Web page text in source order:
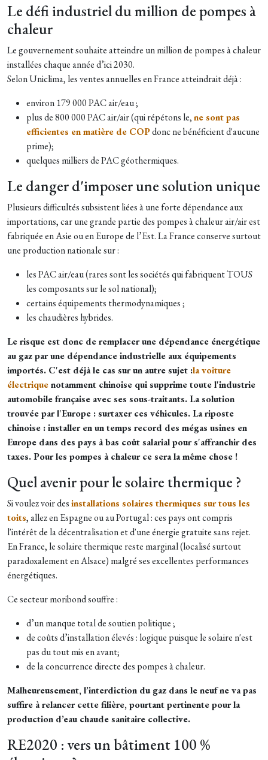
Le défi industriel du million de pompes à
chaleur
Le gouvernement souhaite atteindre un million de pompes à chaleur
installées chaque année d’ici 2030.
Selon Uniclima, les ventes annuelles en France atteindrait déjà :
environ 179 000 PAC air/eau ;
plus de 800 000 PAC air/air (qui répétons le,ne sont pas
efficientes en matière de COPdonc ne bénéficient d'aucune
prime);
quelques milliers de PAC géothermiques.
Le danger d'imposer une solution unique
Plusieurs difficultés subsistent liées à une forte dépendance aux
importations, car une grande partie des pompes à chaleur air/air est
fabriquée en Asie ou en Europe de l’Est. La France conserve surtout
une production nationale sur :
les PAC air/eau (rares sont les sociétés qui fabriquent TOUS
les composants sur le sol national);
certains équipements thermodynamiques ;
les chaudières hybrides.
Le risque est donc de remplacer une dépendance énergétique
au gaz par une dépendance industrielle aux équipements
importés. C'est déjà le cas sur un autre sujet :la voiture
électriquenotamment chinoise qui supprime toute l'industrie
automobile française avec ses sous-traitants. La solution
trouvée par l'Europe : surtaxer ces véhicules. La riposte
chinoise : installer en un temps record des mégas usines en
Europe dans des pays à bas coût salarial pour s'affranchir des
taxes. Pour les pompes à chaleur ce sera la même chose !
Quel avenir pour le solaire thermique ?
Si voulez voir desinstallations solaires thermiques sur tous les
toits, allez en Espagne ou au Portugal : ces pays ont compris
l'intérêt de la décentralisation et d'une énergie gratuite sans rejet.
En France, le solaire thermique reste marginal (localisé surtout
paradoxalement en Alsace) malgré ses excellentes performances
énergétiques.
Ce secteur moribond souffre :
d’un manque total de soutien politique ;
de coûts d’installation élevés : logique puisque le solaire n'est
pas du tout mis en avant;
de la concurrence directe des pompes à chaleur.
Malheureusement, l’interdiction du gaz dans le neuf ne va pas
suffire à relancer cette filière, pourtant pertinente pour la
production d’eau chaude sanitaire collective.
RE2020 : vers un bâtiment 100 %